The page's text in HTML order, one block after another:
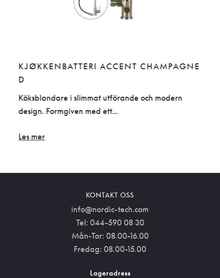
KJØKKENBATTERI ACCENT CHAMPAGNE
D
Köksblandare i slimmat utförande och modern
design. Formgiven med ett...
Les mer
KONTAKT OSS
info@nordic-tech.com
Tel: 044-590 08 30
Mån-Tor: 08.00-16.00
Fredag: 08.00-15.00
Lageradress